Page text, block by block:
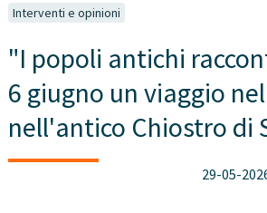
Interventi e opinioni
"I popoli antichi
6 giugno un viaggio
nell'antico Chiostro di
29-05-